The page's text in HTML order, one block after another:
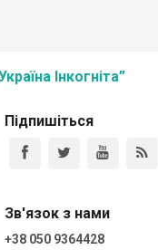
Інкогніта”
Підпишіться
Зв'язок з нами
+38 050 9364428